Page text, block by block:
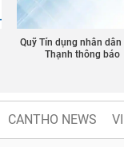
Quỹ Tín dụng nhân dân
Thạnh thông báo
CANTHO NEWS